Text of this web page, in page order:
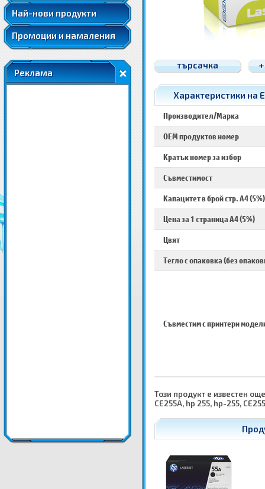
Най-нови продукти
Промоции и намаления
Реклама
търсачка
Характеристики на
Производител/Марка
OEM продуктов номер
Кратък номер за избор
Съвместимост
Капацитет в брой стр. A4 (5%)
Цена за 1 страница A4 (5%)
Цвят
Тегло с опаковка (без
Съвместим с принтери
Този продукт е известен
CE255A, hp 255, hp-255,